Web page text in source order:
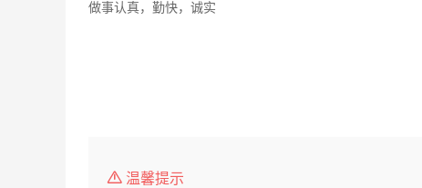
做事认真，勤快，诚实
温馨提示